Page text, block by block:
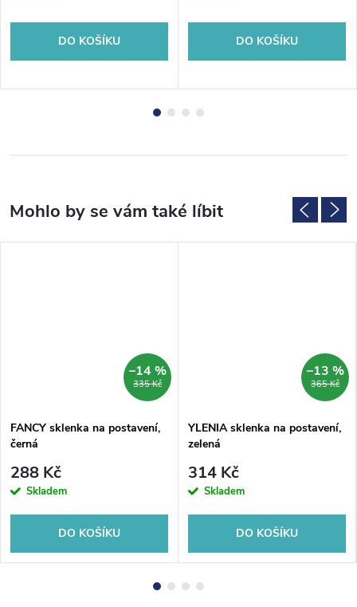
DO KOŠÍKU DO KOŠÍKU
335 Kč
–14 %
FANCY sklenka na postavení,
černá
288 Kč
Skladem
DO KOŠÍKU
365 Kč
–13 %
YLENIA sklenka na postavení,
zelená
314 Kč
Skladem
DO KOŠÍKU